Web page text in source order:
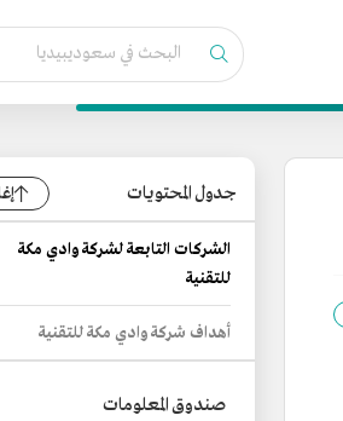
جدول المحتويات
الشركات التابعة لشركة وادي مكة
للتقنية
أهداف شركة وادي مكة للتقنية
صندوق المعلومات